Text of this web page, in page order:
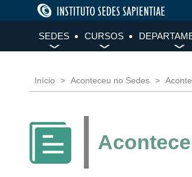
SEDES CURSOS
Início Aconteceu no Sedes